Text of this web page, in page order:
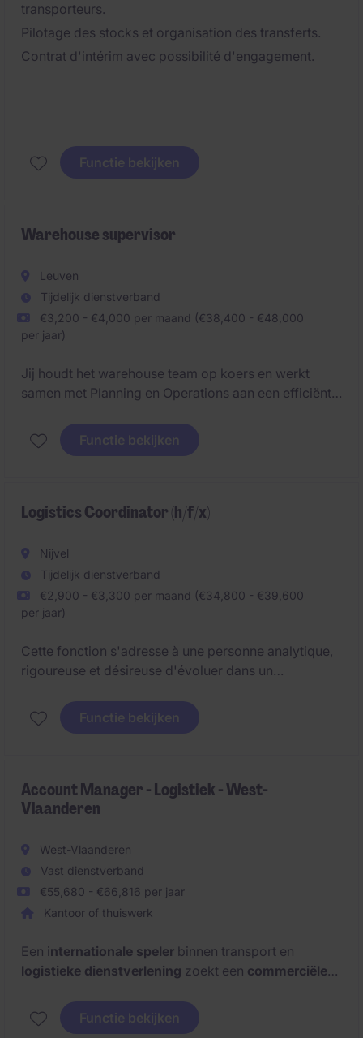
transporteurs.
Pilotage des stocks et organisation des transferts.
Contrat d'intérim avec possibilité d'engagement.
Functie bekijken
Warehouse supervisor
Leuven
Tijdelijk dienstverband
€3,200 - €4,000 per maand (€38,400 - €48,000
per jaar)
Jij houdt het warehouse team op koers en werkt
samen met Planning en Operations aan een efficiënte
Functie bekijken
Logistics Coordinator (h/f/x)
Nijvel
Tijdelijk dienstverband
€2,900 - €3,300 per maand (€34,800 - €39,600
per jaar)
Cette fonction s'adresse à une personne analytique,
rigoureuse et désireuse d'évoluer dans un
et le suivi administratif jouent un rôle essentiel dans
la performance de l'entreprise.
Functie bekijken
Account Manager - Logistiek - West-
Vlaanderen
West-Vlaanderen
Vast dienstverband
€55,680 - €66,816 per jaar
Kantoor of thuiswerk
Een internationale speler binnen transport en
logistieke dienstverlening zoekt een commerciële
rol bouw je actief een klantenportefeuille uit binnen
het KMO-segment
en word je dé vertrouwenspartner
Functie bekijken